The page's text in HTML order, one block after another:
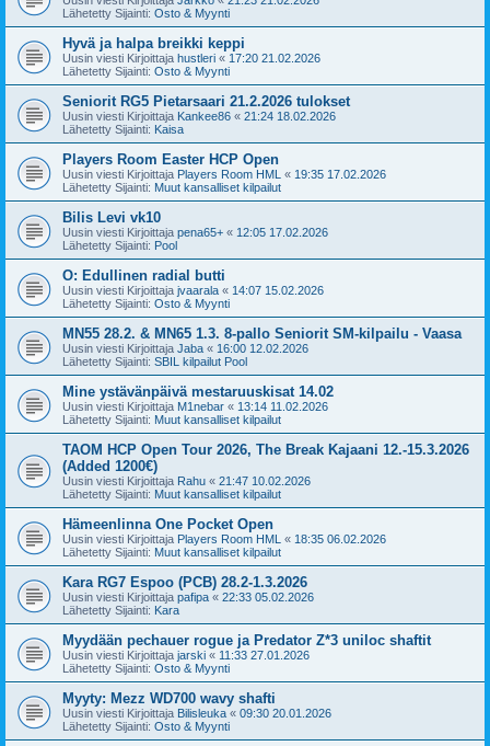
Lähetetty Sijainti: Osto & Myynti
Hyvä ja halpa breikki keppi
Uusin viesti Kirjoittaja hustleri « 17:20 21.02.2026
Lähetetty Sijainti: Osto & Myynti
Seniorit RG5 Pietarsaari 21.2.2026 tulokset
Uusin viesti Kirjoittaja Kankee86 « 21:24 18.02.2026
Lähetetty Sijainti: Kaisa
Players Room Easter HCP Open
Uusin viesti Kirjoittaja Players Room HML « 19:35 17.02.2026
Lähetetty Sijainti: Muut kansalliset kilpailut
Bilis Levi vk10
Uusin viesti Kirjoittaja pena65+ « 12:05 17.02.2026
Lähetetty Sijainti: Pool
O: Edullinen radial butti
Uusin viesti Kirjoittaja jvaarala « 14:07 15.02.2026
Lähetetty Sijainti: Osto & Myynti
MN55 28.2. & MN65 1.3. 8-pallo Seniorit SM-kilpailu - Vaasa
Uusin viesti Kirjoittaja Jaba « 16:00 12.02.2026
Lähetetty Sijainti: SBIL kilpailut Pool
Mine ystävänpäivä mestaruuskisat 14.02
Uusin viesti Kirjoittaja M1nebar « 13:14 11.02.2026
Lähetetty Sijainti: Muut kansalliset kilpailut
TAOM HCP Open Tour 2026, The Break Kajaani 12.-15.3.2026
(Added 1200€)
Uusin viesti Kirjoittaja Rahu « 21:47 10.02.2026
Lähetetty Sijainti: Muut kansalliset kilpailut
Hämeenlinna One Pocket Open
Uusin viesti Kirjoittaja Players Room HML « 18:35 06.02.2026
Lähetetty Sijainti: Muut kansalliset kilpailut
Kara RG7 Espoo (PCB) 28.2-1.3.2026
Uusin viesti Kirjoittaja pafipa « 22:33 05.02.2026
Lähetetty Sijainti: Kara
Myydään pechauer rogue ja Predator Z*3 uniloc shaftit
Uusin viesti Kirjoittaja jarski « 11:33 27.01.2026
Lähetetty Sijainti: Osto & Myynti
Myyty: Mezz WD700 wavy shafti
Uusin viesti Kirjoittaja Bilisleuka « 09:30 20.01.2026
Lähetetty Sijainti: Osto & Myynti